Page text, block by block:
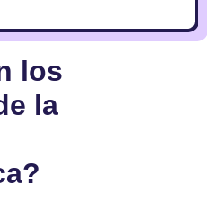
los
la